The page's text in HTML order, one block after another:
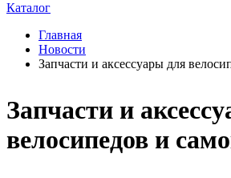
Каталог
Главная
Новости
Запчасти и аксессуары для
Запчасти и
велосипедов и